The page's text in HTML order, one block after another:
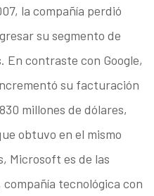
la compañía perdió
su segmento de
En contraste con Google,
su facturación
millones de dólares,
obtuvo en el mismo
Microsoft es de las
tecnológica con